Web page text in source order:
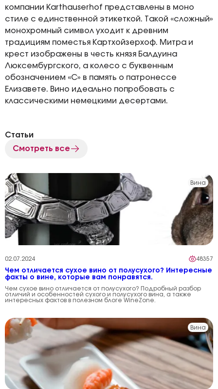
компании Karthauserhof представлены в моно
стиле с единственной этикеткой. Такой «сложный»
монохромный символ уходит к древним
традициям поместья Картхойзерхоф. Митра и
крест изображены в честь князя Балдуина
Люксембургского, а колесо с буквенным
обозначением «С» в память о патронессе
Елизавете. Вино идеально попробовать с
классическими немецкими десертами.
Статьи
Смотреть все
Вина
02.07.2024 48357
Чем отличается сухое вино от полусухого? Интересные
факты о вине, которые вам понравятся.
Чем сухое вино отличается от полусухого? Подробный разбор
отличий и особенностей сухого и полусухого вина, а также
интересных фактов в полезном блоге WineZone.
Вина